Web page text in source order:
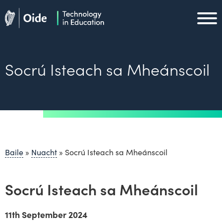
Skip to main content
Socrú Isteach sa Mheánscoil
Baile » Nuacht » Socrú Isteach sa Mheánscoil
Socrú Isteach sa Mheánscoil
11th September 2024